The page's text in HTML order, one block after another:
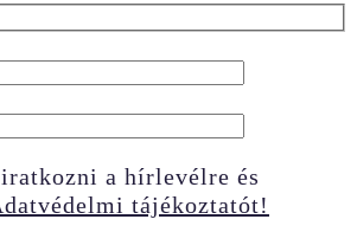
a hírlevélre és
tájékoztatót!